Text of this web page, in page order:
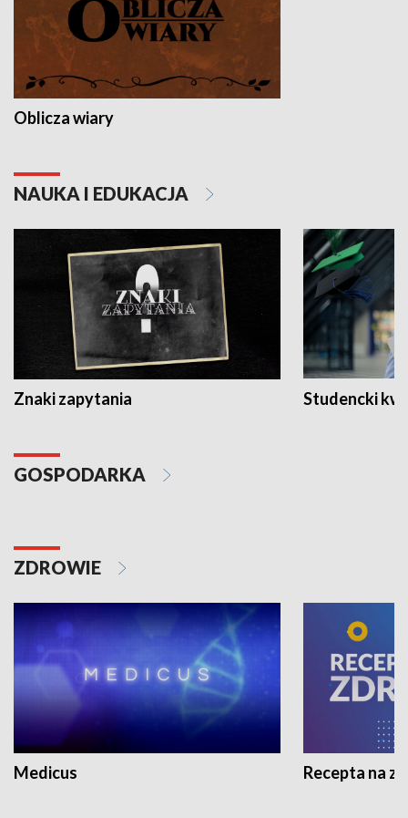
Oblicza wiary
NAUKA I EDUKACJA
Znaki zapytania Studencki
GOSPODARKA
ZDROWIE
Medicus Recepta na